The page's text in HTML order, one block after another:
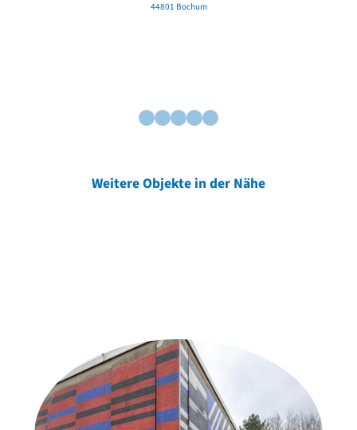
44801 Bochum
Weitere Objekte in der Nähe